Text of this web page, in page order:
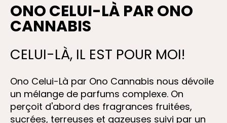
ONO CELUI-LÀ PAR ONO
CANNABIS
CELUI-LÀ, IL EST POUR MOI!
Ono Celui-Là par Ono Cannabis nous dévoile
un mélange de parfums complexe. On
perçoit d'abord des fragrances fruitées,
sucrées, terreuses et gazeuses suivi par un